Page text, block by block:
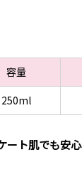
容量
250ml
ート肌でも安心